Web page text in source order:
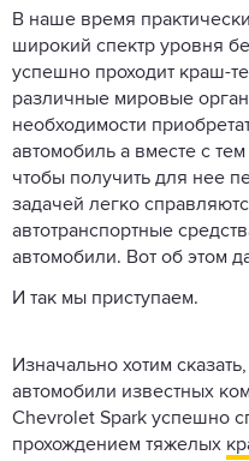
В наше время
широкий спектр уровня
успешно проходит краш-
различные мировые
необходимости
автомобиль а вместе с
чтобы получить для нее
задачей легко
автотранспортные
автомобили. Вот об этом
И так мы
Изначально хотим
автомобили известных
Chevrolet Spark успешно
прохождением тяжелых